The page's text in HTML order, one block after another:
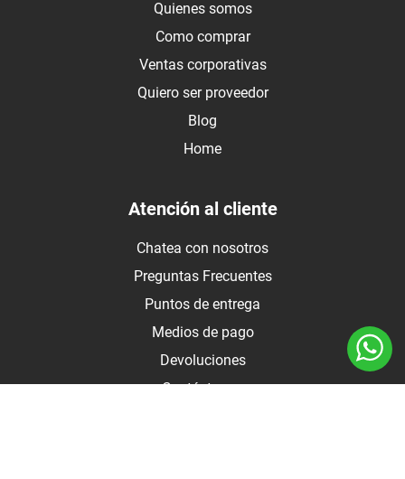
Quienes somos
Como comprar
Ventas corporativas
Quiero ser proveedor
Blog
Home
Atención al cliente
Chatea con nosotros
Preguntas Frecuentes
Puntos de entrega
Medios de pago
Devoluciones
Contáctanos